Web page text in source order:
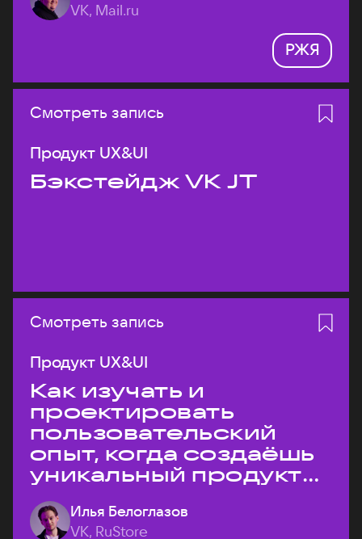
VK, Mail.ru
РЖЯ
Смотреть запись
Продукт UX&UI
Бэкстейдж VK JT
Смотреть запись
Продукт UX&UI
Как изучать и
проектировать
пользовательский
опыт, когда создаёшь
уникальный продукт
на рынке?
Илья Белоглазов
VK, RuStore